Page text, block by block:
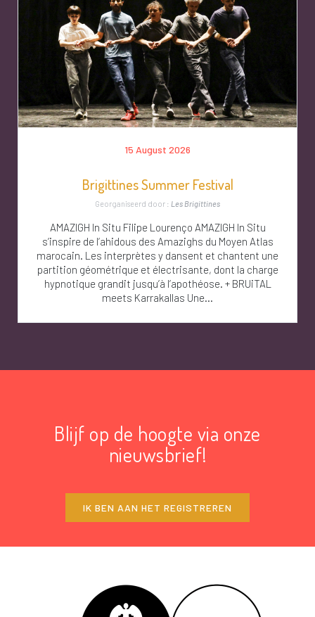
15 August 2026
Brigittines Summer Festival
Georganiseerd door : Les Brigittines
AMAZIGH In Situ Filipe Lourenço AMAZIGH In Situ
s’inspire de l’ahidous des Amazighs du Moyen Atlas
marocain. Les interprètes y dansent et chantent une
partition géométrique et électrisante, dont la charge
hypnotique grandit jusqu’à l’apothéose. + BRUiTAL
meets Karrakallas Une...
Blijf op de hoogte via onze
nieuwsbrief!
IK BEN AAN HET REGISTREREN